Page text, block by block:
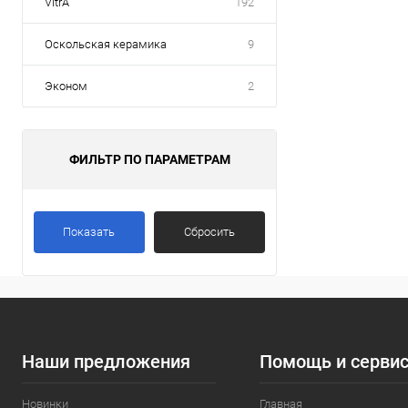
Оскольская керамика 9
Эконом 2
ФИЛЬТР ПО ПАРАМЕТРАМ
Показать Сбросить
Наши предложения
Новинки
Помощь и
Главная